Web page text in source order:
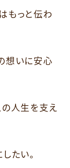
もっと伝わ
想いに安心
人生を支え
たい。